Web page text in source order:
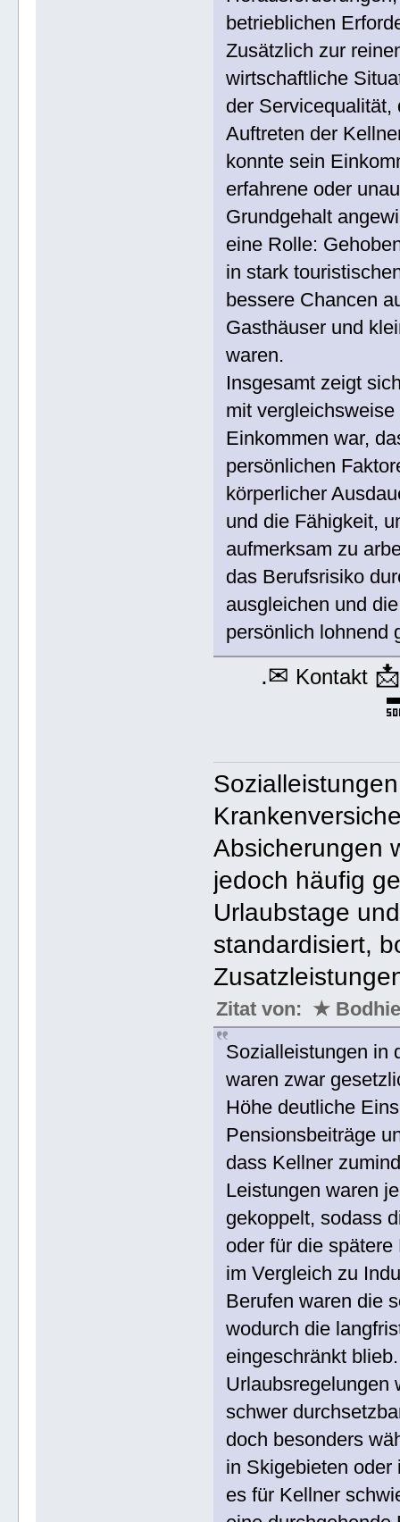
betrieblichen
Zusätzlich zur
wirtschaftliche
der Servicequalität,
Auftreten der
konnte sein
erfahrene oder
Grundgehalt
eine Rolle:
in stark
bessere Chancen
Gasthäuser und
waren.
Insgesamt zeigt
mit
Einkommen war,
persönlichen
körperlicher
und die Fähigkeit,
aufmerksam zu
das Berufsrisiko
ausgleichen und
persönlich lohnend
.✉ Kontakt
Absicherungen
jedoch häufig
Urlaubstage
standardisiert,
Zitat von: ★
Sozialleistungen in
waren zwar
Höhe deutliche
Pensionsbeiträge
dass Kellner
Leistungen waren
gekoppelt, sodass
oder für die
im Vergleich zu
Berufen waren die
wodurch die
eingeschränkt blieb.
Urlaubsregelungen
schwer
doch besonders
in Skigebieten oder
es für Kellner